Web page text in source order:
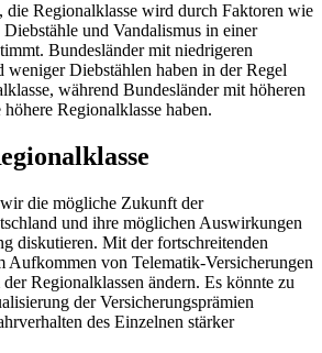
die Regionalklasse wird durch Faktoren wie
und Vandalismus in einer
Bundesländer mit niedrigeren
weniger Diebstählen haben in der Regel
während Bundesländer mit höheren
Regionalklasse haben.
die mögliche Zukunft der
und ihre möglichen Auswirkungen
diskutieren. Mit der fortschreitenden
Aufkommen von Telematik-Versicherungen
Regionalklassen ändern. Es könnte zu
der Versicherungsprämien
des Einzelnen stärker